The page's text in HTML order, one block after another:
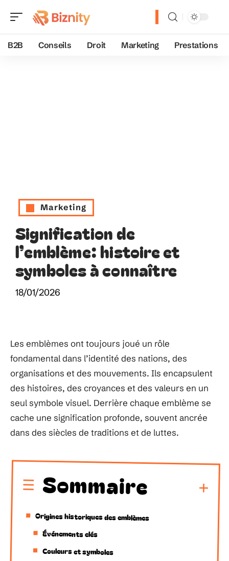
B2B Conseils Droit Marketing Prestations
Marketing
Signification de
l’emblème: histoire et
symboles à connaître
18/01/2026
Les emblèmes ont toujours joué un rôle
fondamental dans l’identité des nations, des
organisations et des mouvements. Ils encapsulent
des histoires, des croyances et des valeurs en un
seul symbole visuel. Derrière chaque emblème se
cache une signification profonde, souvent ancrée
dans des siècles de traditions et de luttes.
Sommaire
Origines historiques des emblèmes
Événements clés
Couleurs et symboles